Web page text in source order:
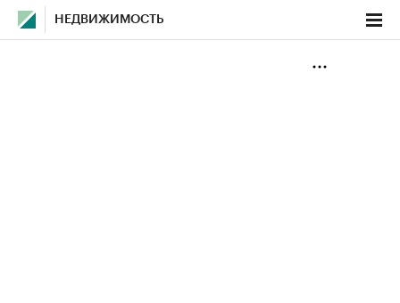
НЕДВИЖИМОСТЬ